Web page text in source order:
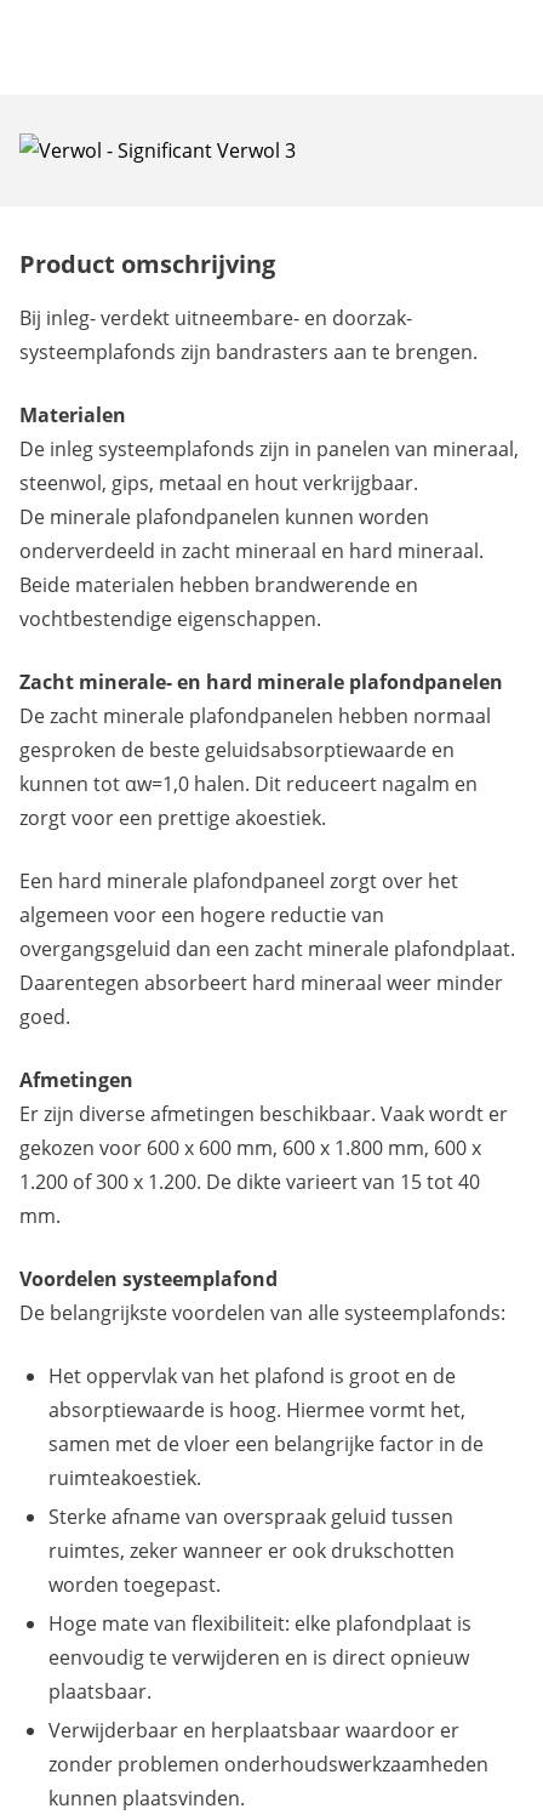
Product omschrijving
Bij inleg- verdekt uitneembare- en doorzak-
systeemplafonds zijn bandrasters aan te brengen.
Materialen
De inleg systeemplafonds zijn in panelen van mineraal,
steenwol, gips, metaal en hout verkrijgbaar.
De minerale plafondpanelen kunnen worden
onderverdeeld in zacht mineraal en hard mineraal.
Beide materialen hebben brandwerende en
vochtbestendige eigenschappen.
Zacht minerale- en hard minerale plafondpanelen
De zacht minerale plafondpanelen hebben normaal
gesproken de beste geluidsabsorptiewaarde en
kunnen tot αw=1,0 halen. Dit reduceert nagalm en
zorgt voor een prettige akoestiek.
Een hard minerale plafondpaneel zorgt over het
algemeen voor een hogere reductie van
overgangsgeluid dan een zacht minerale plafondplaat.
Daarentegen absorbeert hard mineraal weer minder
goed.
Afmetingen
Er zijn diverse afmetingen beschikbaar. Vaak wordt er
gekozen voor 600 x 600 mm, 600 x 1.800 mm, 600 x
1.200 of 300 x 1.200. De dikte varieert van 15 tot 40
mm.
Voordelen systeemplafond
De belangrijkste voordelen van alle systeemplafonds:
Het oppervlak van het plafond is groot en de
absorptiewaarde is hoog. Hiermee vormt het,
samen met de vloer een belangrijke factor in de
ruimteakoestiek.
Sterke afname van overspraak geluid tussen
ruimtes, zeker wanneer er ook drukschotten
worden toegepast.
Hoge mate van flexibiliteit: elke plafondplaat is
eenvoudig te verwijderen en is direct opnieuw
plaatsbaar.
Verwijderbaar en herplaatsbaar waardoor er
zonder problemen onderhoudswerkzaamheden
kunnen plaatsvinden.